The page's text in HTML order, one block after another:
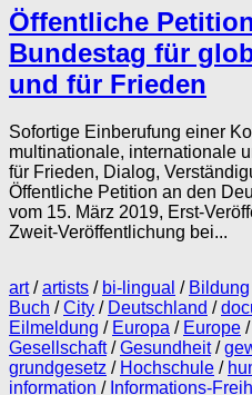
Öffentliche
Bundestag für
und für Frieden
Sofortige Einberufung einer
multinationale, internationale
für Frieden, Dialog,
Öffentliche Petition an den
vom 15. März 2019, Erst-
Zweit-Veröffentlichung bei...
art/artists / bi-lingual / Bildung
Buch /City / Deutschland /
Eilmeldung / Europa / Europe /
Gesellschaft/Gesundheit/
grundgesetz / Hochschule /
information / Informations-